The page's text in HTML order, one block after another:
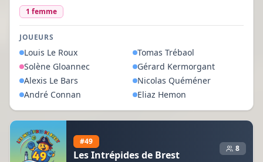
1 femme
JOUEURS
Louis Le Roux Tomas Trébaol
Solène Gloannec Gérard Kermorgant
Alexis Le Bars Nicolas Quéméner
André Connan Eliaz Hemon
#49
Les Intrépides de Brest
8